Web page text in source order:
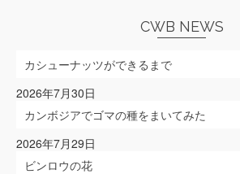
CWB NEWS
カシューナッツができるまで
2026年7月30日
カンボジアでゴマの種をまいてみた
2026年7月29日
ビンロウの花